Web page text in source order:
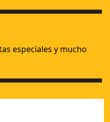
especiales y mucho